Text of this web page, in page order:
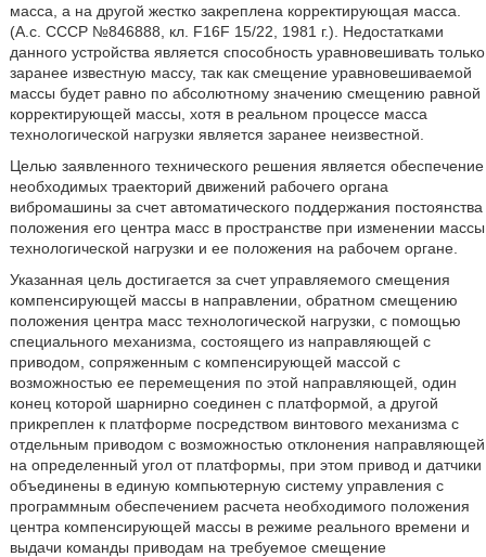
масса, а на другой жестко закреплена корректирующая масса.
(А.с. СССР №846888, кл. F16F 15/22, 1981 г.). Недостатками
данного устройства является способность уравновешивать только
заранее известную массу, так как смещение уравновешиваемой
массы будет равно по абсолютному значению смещению равной
корректирующей массы, хотя в реальном процессе масса
технологической нагрузки является заранее неизвестной.
Целью заявленного технического решения является обеспечение
необходимых траекторий движений рабочего органа
вибромашины за счет автоматического поддержания постоянства
положения его центра масс в пространстве при изменении массы
технологической нагрузки и ее положения на рабочем органе.
Указанная цель достигается за счет управляемого смещения
компенсирующей массы в направлении, обратном смещению
положения центра масс технологической нагрузки, с помощью
специального механизма, состоящего из направляющей с
приводом, сопряженным с компенсирующей массой с
возможностью ее перемещения по этой направляющей, один
конец которой шарнирно соединен с платформой, а другой
прикреплен к платформе посредством винтового механизма с
отдельным приводом с возможностью отклонения направляющей
на определенный угол от платформы, при этом привод и датчики
объединены в единую компьютерную систему управления с
программным обеспечением расчета необходимого положения
центра компенсирующей массы в режиме реального времени и
выдачи команды приводам на требуемое смещение